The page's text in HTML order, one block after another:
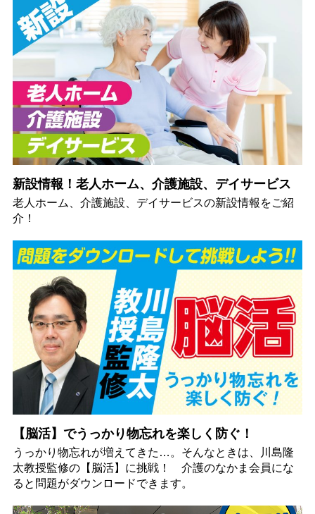
新設情報！老人ホーム、介護施設、デイサービス
老人ホーム、介護施設、デイサービスの新設情報をご紹
介！
【脳活】でうっかり物忘れを楽しく防ぐ！
うっかり物忘れが増えてきた…。そんなときは、川島隆
太教授監修の【脳活】に挑戦！ 介護のなかま会員にな
ると問題がダウンロードできます。